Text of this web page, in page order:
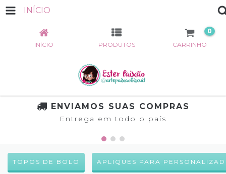
INÍCIO
INÍCIO PRODUTOS CARRINHO
0
ENVIAMOS SUAS COMPRAS
Entrega em todo o país
TOPOS DE BOLO APLIQUES PARA